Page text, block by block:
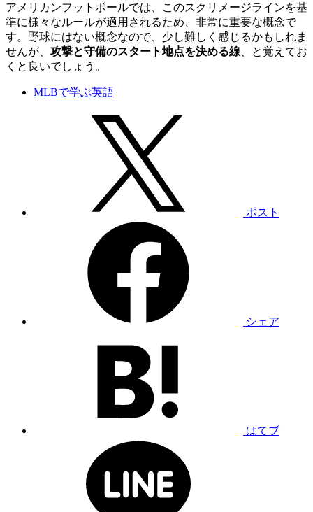
アメリカンフットボールでは、このスクリメージラインを基
準に様々なルールが適用されるため、非常に重要な概念で
す。野球にはない概念なので、少し難しく感じるかもしれま
せんが、 攻撃と守備のスタート地点を決める線 、と覚えてお
くと良いでしょう。
MLBで学ぶ英語
ポスト
シェア
はてブ